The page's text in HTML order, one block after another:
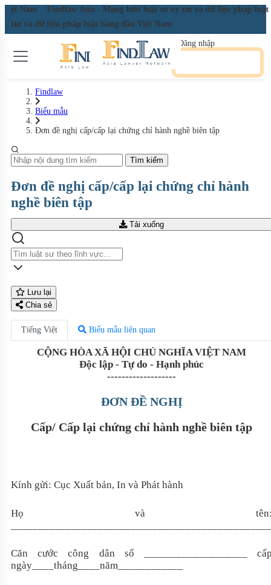
Nam
Findlaw Asia - Mạng lưới luật sư uy tín và dữ liệu pháp
tín và dữ liệu pháp luật hàng đầu Việt Nam
Đăng nhập
Findlaw
Biểu mẫu
Đơn đề nghị cấp/cấp lại chứng chỉ hành nghề biên tập
Tìm kiếm
Đơn đề nghị cấp/cấp lại chứng chỉ hành
nghề biên tập
Tải xuống
Lưu lại
Chia sẻ
Tiếng Việt Biểu mẫu liên quan
CỘNG HÒA XÃ HỘI CHỦ NGHĨA VIỆT NAM
Độc lập - Tự do - Hạnh phúc
-------------------
ĐƠN ĐỀ NGHỊ
Cấp/ Cấp lại chứng chỉ hành nghề biên tập
Kính gửi: Cục Xuất bản, In và Phát hành
Họ và
Căn cước công dân số ___________________
ngày
tháng năm